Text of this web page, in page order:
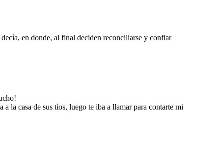
en donde, al final deciden reconciliarse y confiar
la casa de sus tíos, luego te iba a llamar para contarte mi